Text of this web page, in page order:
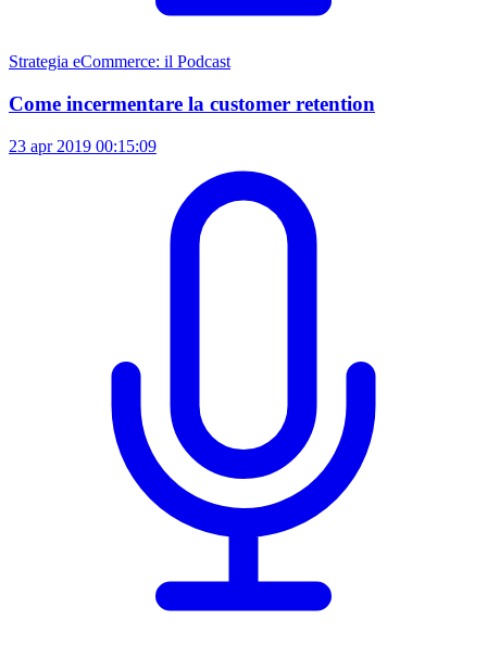
Strategia eCommerce: il Podcast
Come incermentare la customer retention
23 apr 2019 00:15:09